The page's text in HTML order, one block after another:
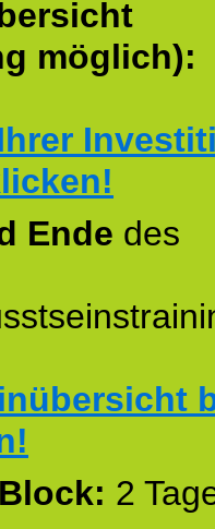
möglich):
Ende des
2